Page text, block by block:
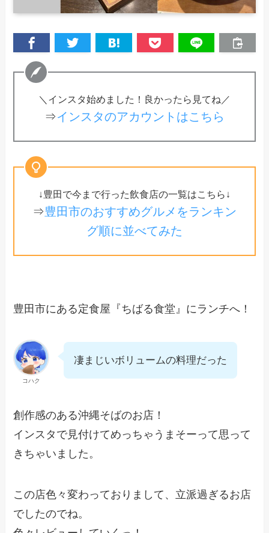
＼インスタ始めました！良かったら見てね／
⇒インスタのアカウントはこちら
↓豊田で今まで行った飲食店の一覧はこちら↓
⇒豊田市のおすすめグルメをランキン
グ順に並べてみた
豊田市にある定食屋『ちばる食堂』にランチへ！
コハク
凄まじいボリュームの料理だった
創作感のある沖縄そばのお店！
インスタで見付けてめっちゃうまそーって思って
きちゃいました。
この店色々変わっておりまして、立派過ぎるお店
でしたのでね。